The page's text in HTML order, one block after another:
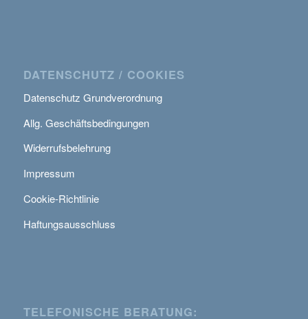
DATENSCHUTZ / COOKIES
Datenschutz Grundverordnung
Allg. Geschäftsbedingungen
Widerrufsbelehrung
Impressum
Cookie-Richtlinie
Haftungsausschluss
TELEFONISCHE BERATUNG: